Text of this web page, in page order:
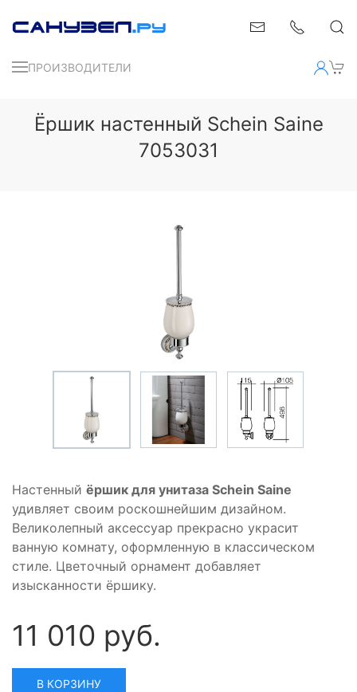
ПРОИЗВОДИТЕЛИ
Ёршик настенный Schein Saine
7053031
Настенный ёршик для унитаза Schein Saine
удивляет своим роскошнейшим дизайном.
Великолепный аксессуар прекрасно украсит
ванную комнату, оформленную в классическом
стиле. Цветочный орнамент добавляет
изысканности ёршику.
11 010 руб.
В КОРЗИНУ